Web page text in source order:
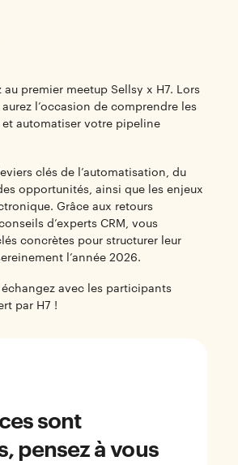
au premier meetup Sellsy x H7. Lors
l’occasion de comprendre les
et automatiser votre pipeline
clés de l’automatisation, du
opportunités, ainsi que les enjeux
Grâce aux retours
d’experts CRM, vous
concrètes pour structurer leur
l’année 2026.
échangez avec les participants
par H7 !
sont
pensez à vous